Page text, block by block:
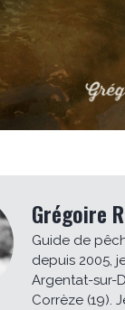
Grégoire
Guide de
depuis 2005,
Argentat-sur-
Corrèze (19).